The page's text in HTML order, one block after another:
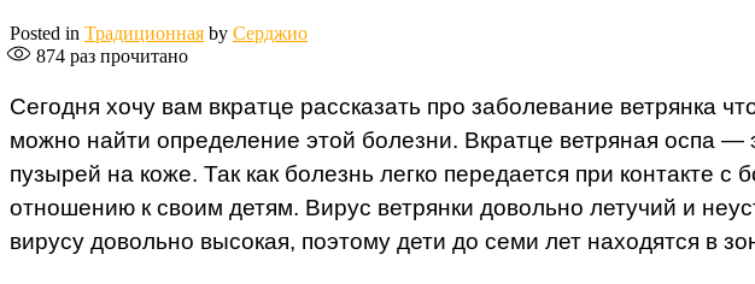
Posted in Традиционная by Серджио
874 раз прочитано
Сегодня хочу вам вкратце рассказать про заболевание ветрянка
можно найти определение этой болезни. Вкратце ветряная оспа
пузырей на коже. Так как болезнь легко передается при
отношению к своим детям. Вирус ветрянки довольно летучий и
вирусу довольно высокая, поэтому дети до семи лет находятся в